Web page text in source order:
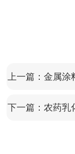
上一篇： 金属涂
下一篇：